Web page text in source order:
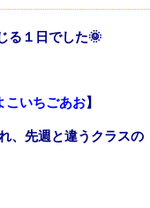
る１日でした🌞
こいちごあお】
、先週と違うクラスの